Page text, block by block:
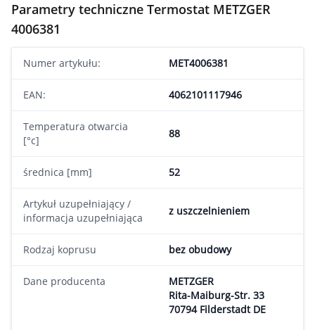
Parametry techniczne Termostat METZGER
4006381
Numer artykułu: MET4006381
EAN: 4062101117946
Temperatura otwarcia
[°c]
88
średnica [mm] 52
Artykuł uzupełniający /
informacja uzupełniająca
z uszczelnieniem
Rodzaj koprusu bez obudowy
Dane producenta
METZGER
Rita-Maiburg-Str. 33
70794 Filderstadt DE